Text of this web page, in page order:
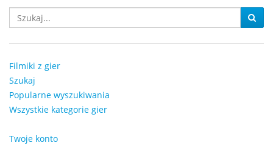
Filmiki z gier
Szukaj
Popularne wyszukiwania
Wszystkie kategorie gier
Twoje konto